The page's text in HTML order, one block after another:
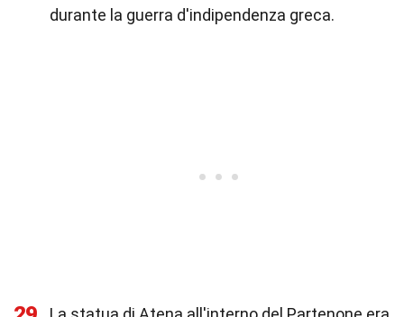
durante la guerra d'indipendenza greca.